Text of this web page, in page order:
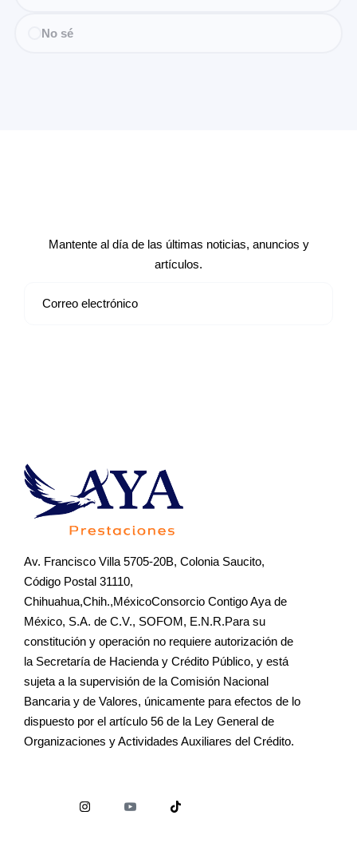
No sé
Mantente al día de las últimas noticias, anuncios y
artículos.
Av. Francisco Villa 5705-20B, Colonia Saucito,
Código Postal 31110,
Chihuahua,Chih.,MéxicoConsorcio Contigo Aya de
México, S.A. de C.V., SOFOM, E.N.R.Para su
constitución y operación no requiere autorización de
la Secretaría de Hacienda y Crédito Público, y está
sujeta a la supervisión de la Comisión Nacional
Bancaria y de Valores, únicamente para efectos de lo
dispuesto por el artículo 56 de la Ley General de
Organizaciones y Actividades Auxiliares del Crédito.